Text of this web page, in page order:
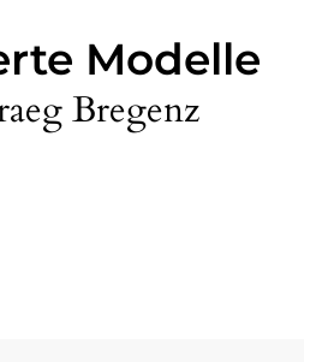
Modelle
Bregenz